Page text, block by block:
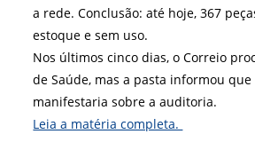
a rede. Conclusão: até hoje, 367
estoque e sem uso.
Nos últimos cinco dias, o Correio
de Saúde, mas a pasta informou que
manifestaria sobre a auditoria.
Leia a matéria completa.